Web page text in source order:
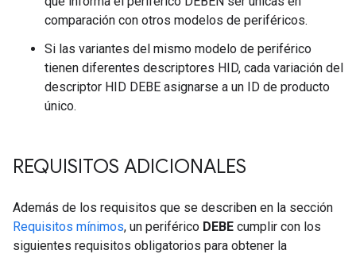
comparación con otros modelos de periféricos.
Si las variantes del mismo modelo de periférico
tienen diferentes descriptores HID, cada variación del
descriptor HID DEBE asignarse a un ID de producto
único.
REQUISITOS ADICIONALES
Además de los requisitos que se describen en la sección
Requisitos mínimos, un periférico DEBE cumplir con los
siguientes requisitos obligatorios para obtener la